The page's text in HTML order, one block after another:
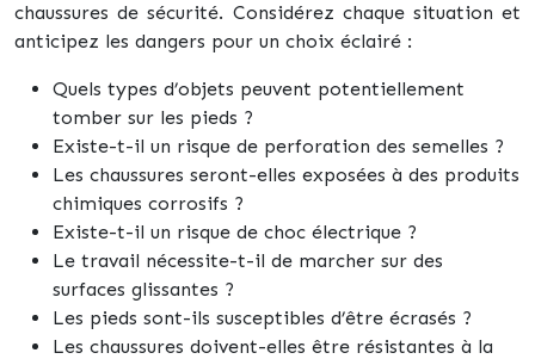
chaussures de sécurité. Considérez chaque situation et
anticipez les dangers pour un choix éclairé :
Quels types d’objets peuvent potentiellement
tomber sur les pieds ?
Existe-t-il un risque de perforation des semelles ?
Les chaussures seront-elles exposées à des produits
chimiques corrosifs ?
Existe-t-il un risque de choc électrique ?
Le travail nécessite-t-il de marcher sur des
surfaces glissantes ?
Les pieds sont-ils susceptibles d’être écrasés ?
Les chaussures doivent-elles être résistantes à la